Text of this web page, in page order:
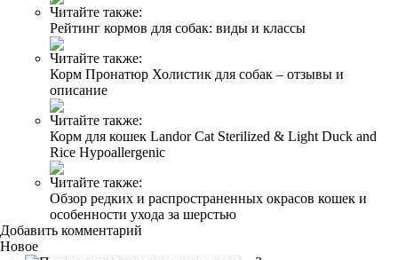
Читайте также:
Рейтинг кормов для собак: виды и классы
Читайте также:
Корм Пронатюр Холистик для собак – отзывы и
описание
Читайте также:
Корм для кошек Landor Cat Sterilized & Light Duck and
Rice Hypoallergenic
Читайте также:
Обзор редких и распространенных окрасов кошек и
особенности ухода за шерстью
Добавить комментарий
Новое